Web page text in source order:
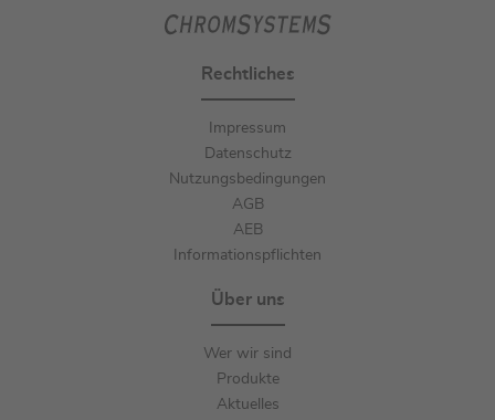
Rechtliches
Impressum
Datenschutz
Nutzungsbedingungen
AGB
AEB
Informationspflichten
Über uns
Wer wir sind
Produkte
Aktuelles